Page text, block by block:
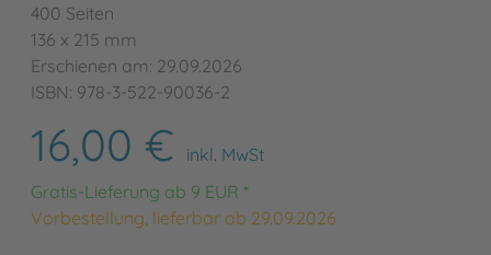
400 Seiten
136 x 215 mm
Erschienen am: 29.09.2026
ISBN: 978-3-522-90036-2
16,00 €
inkl. MwSt
Gratis-Lieferung ab 9 EUR *
Vorbestellung, lieferbar ab 29.09.2026